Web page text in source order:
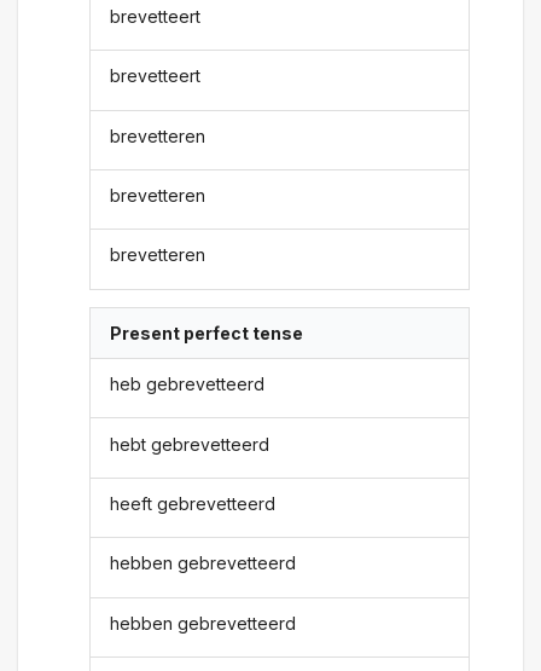
brevetteert
brevetteert
brevetteren
brevetteren
brevetteren
Present perfect tense
heb gebrevetteerd
hebt gebrevetteerd
heeft gebrevetteerd
hebben gebrevetteerd
hebben gebrevetteerd